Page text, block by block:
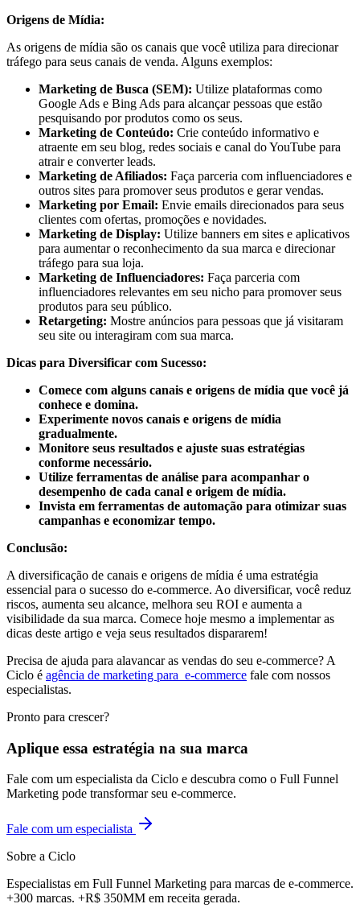
Origens de Mídia:
As origens de mídia são os canais que você utiliza para direcionar
tráfego para seus canais de venda. Alguns exemplos:
Marketing de Busca (SEM): Utilize plataformas como
Google Ads e Bing Ads para alcançar pessoas que estão
pesquisando por produtos como os seus.
Marketing de Conteúdo: Crie conteúdo informativo e
atraente em seu blog, redes sociais e canal do YouTube para
atrair e converter leads.
Marketing de Afiliados: Faça parceria com influenciadores e
outros sites para promover seus produtos e gerar vendas.
Marketing por Email: Envie emails direcionados para seus
clientes com ofertas, promoções e novidades.
Marketing de Display: Utilize banners em sites e aplicativos
para aumentar o reconhecimento da sua marca e direcionar
tráfego para sua loja.
Marketing de Influenciadores: Faça parceria com
influenciadores relevantes em seu nicho para promover seus
produtos para seu público.
Retargeting: Mostre anúncios para pessoas que já visitaram
seu site ou interagiram com sua marca.
Dicas para Diversificar com Sucesso:
Comece com alguns canais e origens de mídia que você já
conhece e domina.
Experimente novos canais e origens de mídia
gradualmente.
Monitore seus resultados e ajuste suas estratégias
conforme necessário.
Utilize ferramentas de análise para acompanhar o
desempenho de cada canal e origem de mídia.
Invista em ferramentas de automação para otimizar suas
campanhas e economizar tempo.
Conclusão:
A diversificação de canais e origens de mídia é uma estratégia
essencial para o sucesso do e-commerce. Ao diversificar, você reduz
riscos, aumenta seu alcance, melhora seu ROI e aumenta a
visibilidade da sua marca. Comece hoje mesmo a implementar as
dicas deste artigo e veja seus resultados dispararem!
Precisa de ajuda para alavancar as vendas do seu e-commerce? A
Ciclo é agência de marketing para e-commerce fale com nossos
especialistas.
Pronto para crescer?
Aplique essa estratégia na sua marca
Fale com um especialista da Ciclo e descubra como o Full Funnel
Marketing pode transformar seu e-commerce.
Fale com um especialista
Sobre a Ciclo
Especialistas em Full Funnel Marketing para marcas de e-commerce.
+300 marcas. +R$ 350MM em receita gerada.